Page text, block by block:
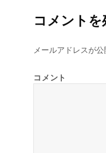
コメントを
メールアドレスが公
コメント